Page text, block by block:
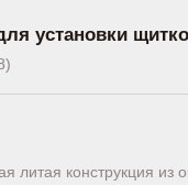
установки
литая конструкция